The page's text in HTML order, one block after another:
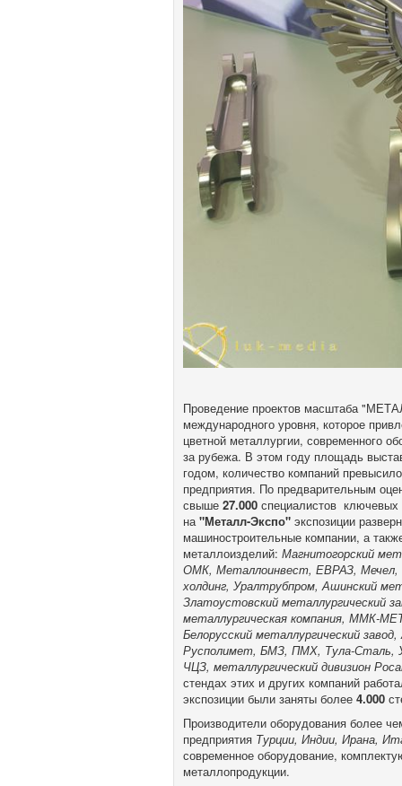
Проведение проектов масштаба
международного уровня, которое
цветной металлургии, современного
за рубежа. В этом году площадь
годом, количество компаний
предприятия. По предварительным
свыше27.000 специалистов
на"Металл-Экспо" экспозиции
машиностроительные компании, а
металлоизделий:Магнитогорский
ОМК, Металлоинвест, ЕВРАЗ,
холдинг, Уралтрубпром, Ашинский
Златоустовский металлургический
металлургическая компания, ММК-
Белорусский металлургический
Русполимет, БМЗ, ПМХ, Тула-
ЧЦЗ, металлургический дивизион
стендах этих и других компаний
экспозиции были заняты более4.000
Производители оборудования более
предприятия Турции, Индии, Ирана,
современное оборудование,
металлопродукции.